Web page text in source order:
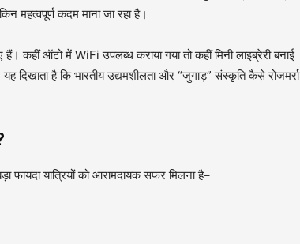
महत्वपूर्ण कदम माना जा रहा है।
कहीं ऑटो में WiFi उपलब्ध कराया गया तो कहीं मिनी लाइब्रेरी बनाई
है कि भारतीय उद्यमशीलता और “जुगाड़” संस्कृति कैसे रोजमर्रा
यात्रियों को आरामदायक सफर मिलना है–